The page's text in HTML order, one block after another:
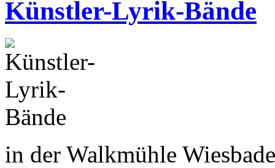
Künstler-Lyrik-Bände
in der Walkmühle